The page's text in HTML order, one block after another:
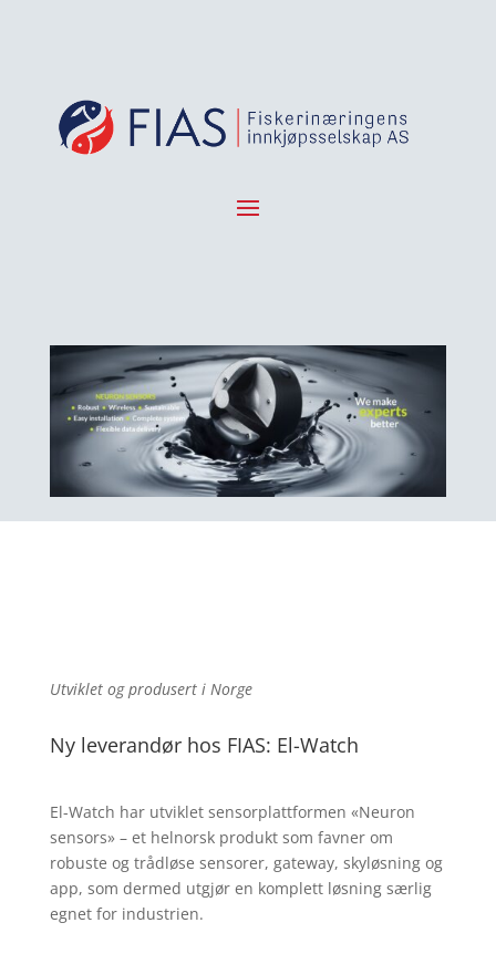
Utviklet og produsert i Norge
Ny leverandør hos FIAS: El-Watch
El-Watch har utviklet sensorplattformen «Neuron
sensors» – et helnorsk produkt som favner om
robuste og trådløse sensorer, gateway, skyløsning og
app, som dermed utgjør en komplett løsning særlig
egnet for industrien.